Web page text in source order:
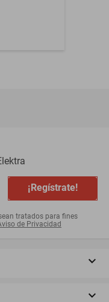
¡Regístrate!
tratados para fines
de Privacidad